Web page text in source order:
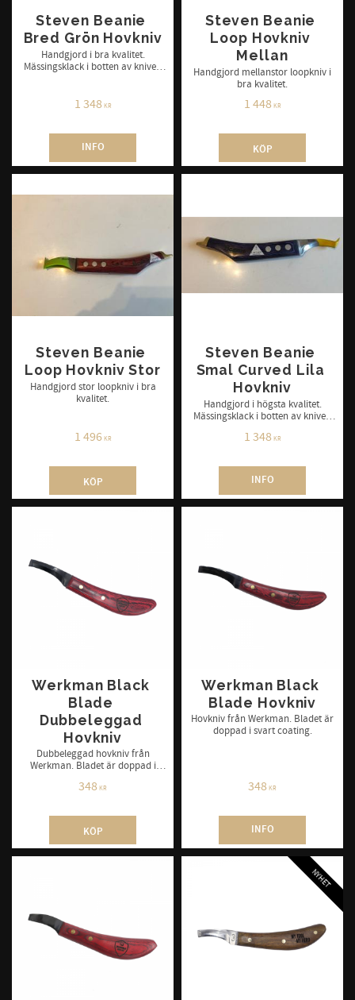
Steven Beanie
Bred Grön Hovkniv
Handgjord i bra kvalitet.
Mässingsklack i botten av kniven
1 348KR
INFO
Steven Beanie
Loop Hovkniv
Mellan
Handgjord mellanstor loopkniv i
bra kvalitet.
1 448KR
KÖP
Steven Beanie
Loop Hovkniv Stor
Handgjord stor loopkniv i bra
kvalitet.
1 496KR
KÖP
Steven Beanie
Smal Curved Lila
Hovkniv
Handgjord i högsta kvalitet.
Mässingsklack i botten av kniven
och vänster.
1 348KR
INFO
Werkman Black
Blade
Dubbeleggad
Hovkniv
Dubbeleggad hovkniv från
Werkman. Bladet är doppad i
348KR
KÖP
Werkman Black
Blade Hovkniv
Hovkniv från Werkman. Bladet är
doppad i svart coating.
348KR
INFO
NYHET